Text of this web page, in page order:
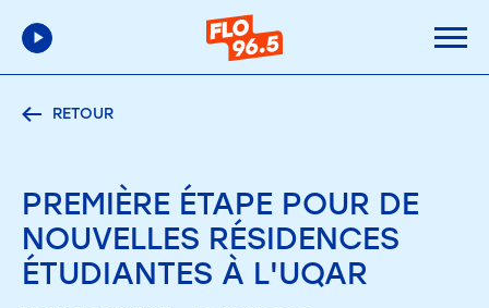
RETOUR
PREMIÈRE ÉTAPE POUR DE
NOUVELLES RÉSIDENCES
ÉTUDIANTES À L'UQAR